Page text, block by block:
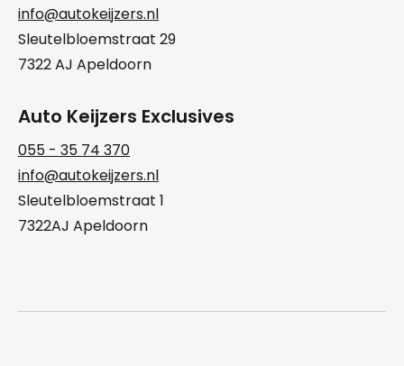
info@autokeijzers.nl
Sleutelbloemstraat 29
7322 AJ Apeldoorn
Auto Keijzers Exclusives
055 - 35 74 370
info@autokeijzers.nl
Sleutelbloemstraat 1
7322AJ Apeldoorn